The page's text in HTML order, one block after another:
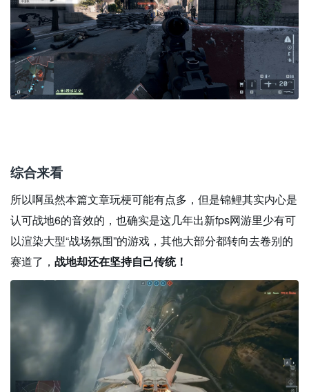
综合来看
所以啊虽然本篇文章玩梗可能有点多，但是锦鲤其实内心是
认可战地6的音效的，也确实是这几年出新fps网游里少有可
以渲染大型“战场氛围”的游戏，其他大部分都转向去卷别的
赛道了， 战地却还在坚持自己传统！